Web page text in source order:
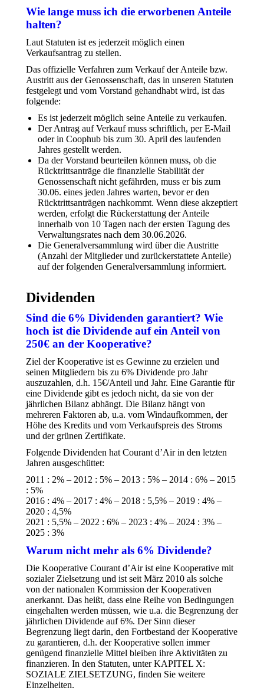
Wie lange muss ich die erworbenen Anteile
halten?
Laut Statuten ist es jederzeit möglich einen
Verkaufsantrag zu stellen.
Das offizielle Verfahren zum Verkauf der Anteile bzw.
Austritt aus der Genossenschaft, das in unseren Statuten
festgelegt und vom Vorstand gehandhabt wird, ist das
folgende:
Es ist jederzeit möglich seine Anteile zu verkaufen.
Der Antrag auf Verkauf muss schriftlich, per E-Mail
oder in Coophub bis zum 30. April des laufenden
Jahres gestellt werden.
Da der Vorstand beurteilen können muss, ob die
Rücktrittsanträge die finanzielle Stabilität der
Genossenschaft nicht gefährden, muss er bis zum
30.06. eines jeden Jahres warten, bevor er den
Rücktrittsanträgen nachkommt. Wenn diese akzeptiert
werden, erfolgt die Rückerstattung der Anteile
innerhalb von 10 Tagen nach der ersten Tagung des
Verwaltungsrates nach dem 30.06.2026.
Die Generalversammlung wird über die Austritte
(Anzahl der Mitglieder und zurückerstattete Anteile)
auf der folgenden Generalversammlung informiert.
Dividenden
Sind die 6% Dividenden garantiert? Wie
hoch ist die Dividende auf ein Anteil von
250€ an der Kooperative?
Ziel der Kooperative ist es Gewinne zu erzielen und
seinen Mitgliedern bis zu 6% Dividende pro Jahr
auszuzahlen, d.h. 15€/Anteil und Jahr. Eine Garantie für
eine Dividende gibt es jedoch nicht, da sie von der
jährlichen Bilanz abhängt. Die Bilanz hängt von
mehreren Faktoren ab, u.a. vom Windaufkommen, der
Höhe des Kredits und vom Verkaufspreis des Stroms
und der grünen Zertifikate.
Folgende Dividenden hat Courant d’Air in den letzten
Jahren ausgeschüttet:
2011 : 2% – 2012 : 5% – 2013 : 5% – 2014 : 6% – 2015
: 5%
2016 : 4% – 2017 : 4% – 2018 : 5,5% – 2019 : 4% –
2020 : 4,5%
2021 : 5,5% – 2022 : 6% – 2023 : 4% – 2024 : 3% –
2025 : 3%
Warum nicht mehr als 6% Dividende?
Die Kooperative Courant d’Air ist eine Kooperative mit
sozialer Zielsetzung und ist seit März 2010 als solche
von der nationalen Kommission der Kooperativen
anerkannt. Das heißt, dass eine Reihe von Bedingungen
eingehalten werden müssen, wie u.a. die Begrenzung der
jährlichen Dividende auf 6%. Der Sinn dieser
Begrenzung liegt darin, den Fortbestand der Kooperative
zu garantieren, d.h. der Kooperative sollen immer
genügend finanzielle Mittel bleiben ihre Aktivitäten zu
finanzieren. In den Statuten, unter KAPITEL X:
SOZIALE ZIELSETZUNG, finden Sie weitere
Einzelheiten.